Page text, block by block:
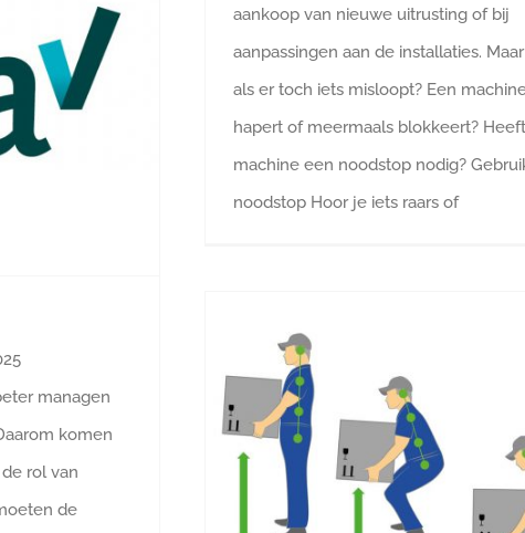
aankoop van nieuwe uitrusting of bij
aanpassingen aan de installaties.
als er toch iets misloopt? Een
hapert of meermaals blokkeert?
machine een noodstop nodig?
noodstop Hoor je iets raars of
managen
komen
rol van
de